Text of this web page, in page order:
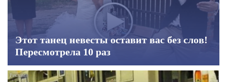
Этот танец невесты оставит вас без слов!
Пересмотрела 10 раз